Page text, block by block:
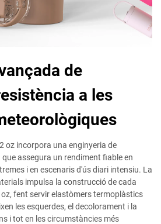
de
a les
oz incorpora una enginyeria de
assegura un rendiment fiable en
i en escenaris d'ús diari intensiu. La
impulsa la construcció de cada
fent servir elastòmers termoplàstics
les esquerdes, el decolorament i la
i tot en les circumstàncies més